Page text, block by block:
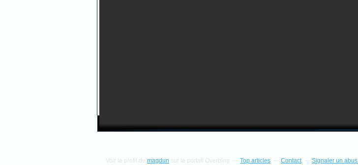
Voir le profil de magdun sur le portail Overblog Top articles Contact Signaler un abus